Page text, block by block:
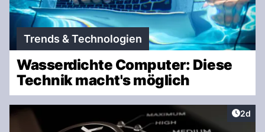
Trends & Technologien
Wasserdichte Computer: Diese
Technik macht's möglich
2d